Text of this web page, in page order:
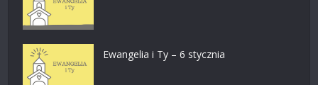
Ewangelia i Ty – 6 stycznia